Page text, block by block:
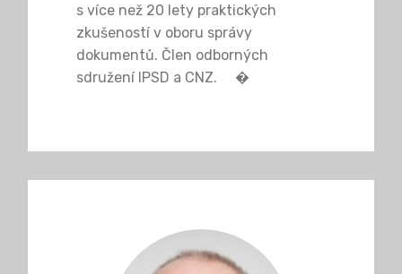
s více než 20 lety praktických
zkušeností v oboru správy
dokumentů. Člen odborných
sdružení IPSD a CNZ. �